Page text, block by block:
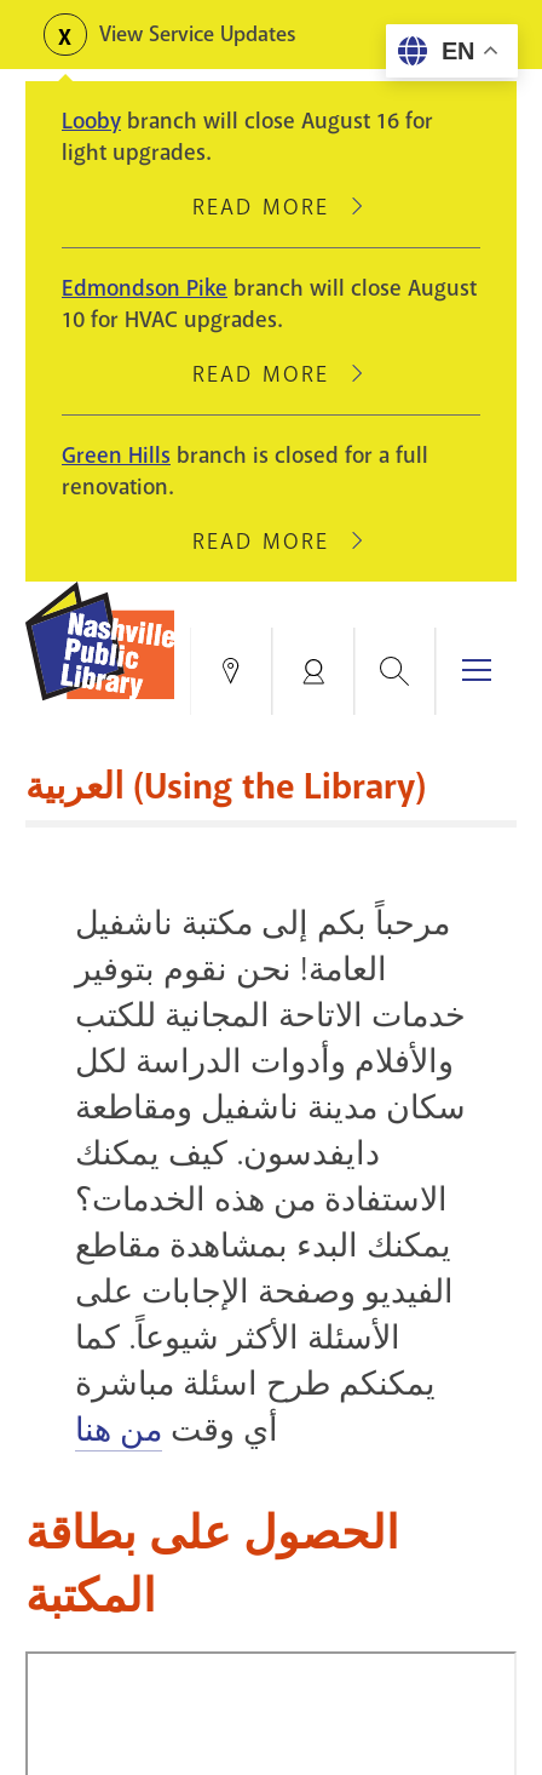
content
Toggle
alerts
View Service Updates
Looby branch will close August 16 for
light upgrades.
READ MORE
ABOUT
WILL
AUGUST
LIGHT
Edmondson Pike branch will close August
10 for HVAC upgrades.
READ MORE
ABOUT
PIKE
BRANCH
CLOSE
FOR
HVAC
UPGRADES.
Green Hills branch is closed for a full
renovation.
READ MORE
ABOUT
BRANCH
FULL
Locations Search Menu
search
Education & Research
Blogs & Podcasts
Services
Support the Library
GET A CARD
Contact Us
العربية (Using the Library)
مرحباً بكم إلى مكتبة ناشفيل
العامة! نحن نقوم بتوفير
خدمات الاتاحة المجانية للكتب
والأفلام وأدوات الدراسة لكل
سكان مدينة ناشفيل ومقاطعة
دايفدسون. كيف يمكنك
الاستفادة من هذه الخدمات؟
يمكنك البدء بمشاهدة مقاطع
الفيديو وصفحة الإجابات على
الأسئلة الأكثر شيوعاً. كما
يمكنكم طرح اسئلة مباشرة
أي وقت من هنا
الحصول على بطاقة
المكتبة
EN